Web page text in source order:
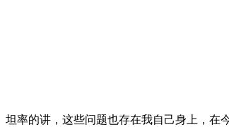
坦率的讲，这些问题也存在我自己身上，在